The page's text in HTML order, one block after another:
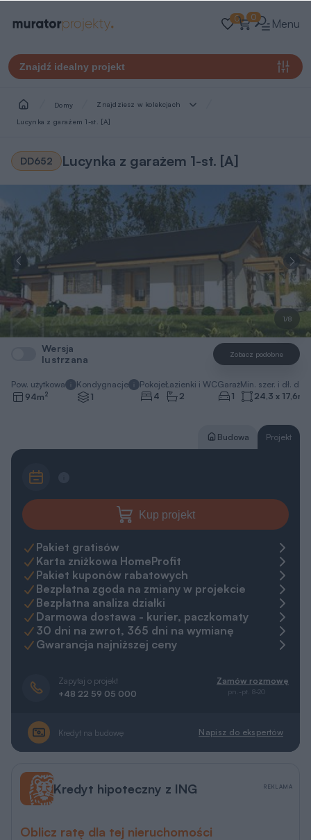
0 0 Menu
Znajdź idealny projekt
Domy Znajdziesz w kolekcjach
Lucynka z garażem 1-st. [A]
DD652 Lucynka z garażem 1-st. [A]
1/8
Wersja
lustrzana
Zobacz podobne
Pow. użytkowa
94m2
Kondygnacje
1
Pokoje
4
Łazienki i WC
2
Garaż
1
Min. szer. i dł.
24,3 x 17,6m
Budowa Projekt
Kup projekt
Pakiet gratisów
Karta zniżkowa HomeProfit
Pakiet kuponów rabatowych
Bezpłatna zgoda na zmiany w projekcie
Bezpłatna analiza działki
Darmowa dostawa - kurier, paczkomaty
30 dni na zwrot, 365 dni na wymianę
Gwarancja najniższej ceny
Zapytaj o projekt
+48 22 59 05 000
Zamów rozmowę
pn.-pt. 8-20
Kredyt na budowę Napisz do ekspertów
Kredyt hipoteczny z ING
Oblicz ratę dla tej nieruchomości
REKLAMA